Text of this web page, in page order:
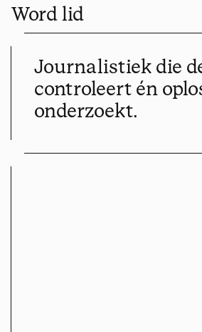
Word lid
Journalistiek die
controleert én
onderzoekt.